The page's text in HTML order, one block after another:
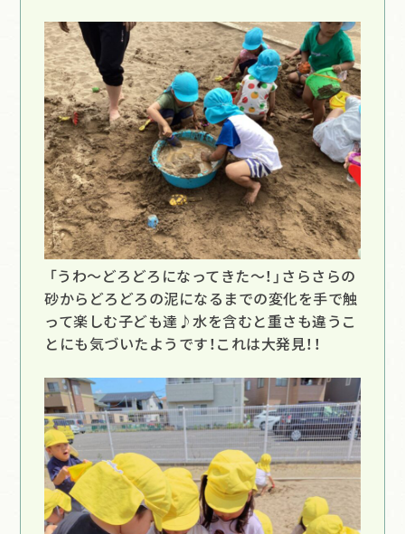
「うわ～どろどろになってきた～！」さらさらの
砂からどろどろの泥になるまでの変化を手で触
って楽しむ子ども達♪水を含むと重さも違うこ
とにも気づいたようです！これは大発見！！